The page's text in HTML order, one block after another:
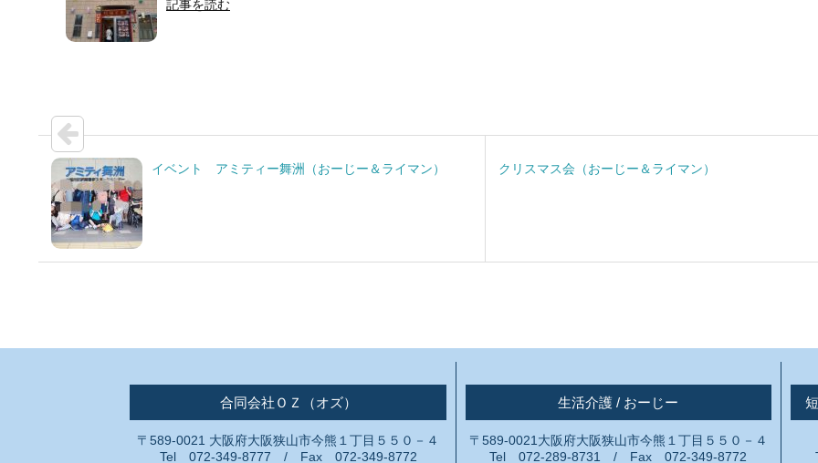
記事を読む
イベント アミティー舞洲（おーじー＆ライマン） クリスマス会（おーじー＆ライマン）
合同会社ＯＺ（オズ）
〒589-0021 大阪府大阪狭山市今熊１丁目５５０－４
Tel 072-349-8777 / Fax 072-349-8772
生活介護 / おーじー
〒589-0021大阪府大阪狭山市今熊１丁目５５０－４
Tel 072-289-8731 / Fax 072-349-8772